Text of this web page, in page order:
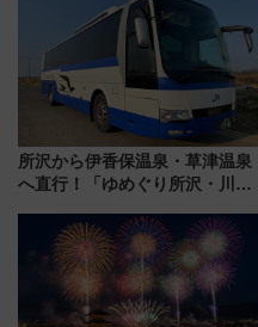
所沢から伊香保温泉・草津温泉
へ直行！「ゆめぐり所沢・川越
軽に 運行ダイヤ・運賃を解説